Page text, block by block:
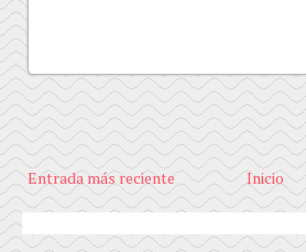
Entrada más reciente Inicio